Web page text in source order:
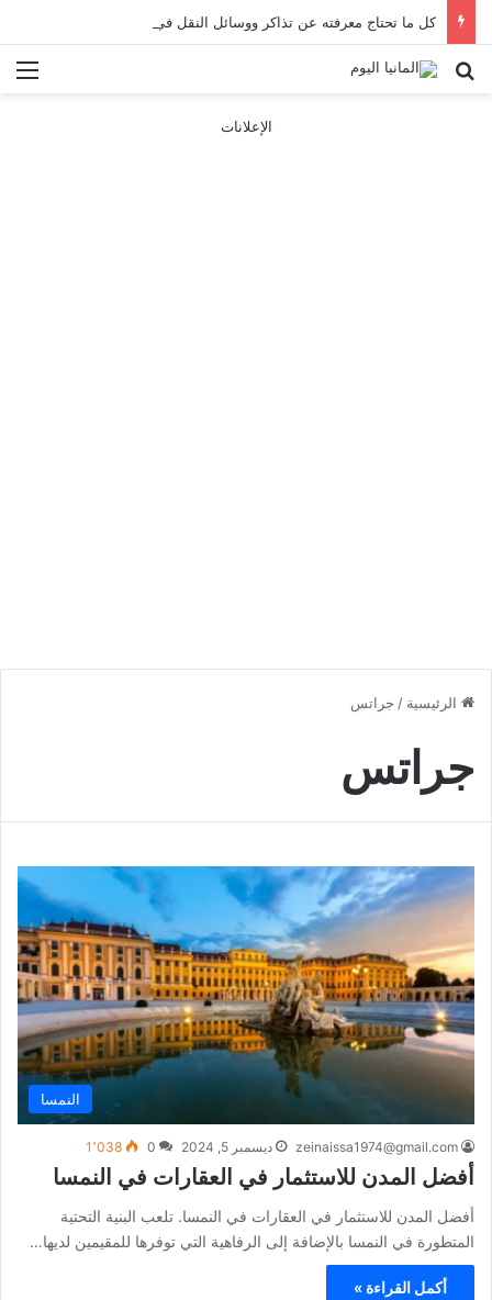
كل ما تحتاج معرفته عن تذاكر ووسائل النقل في باريس 2025
بحث عن
الإعلانات
الرئيسية / جراتس
جراتس
النمسا
zeinaissa1974@gmail.com ديسمبر 5, 2024 0 1٬038
أفضل المدن للاستثمار في العقارات في النمسا
أفضل المدن للاستثمار في العقارات في النمسا. تلعب البنية التحتية
المتطورة في النمسا بالإضافة إلى الرفاهية التي توفرها للمقيمين لديها…
أكمل القراءة »